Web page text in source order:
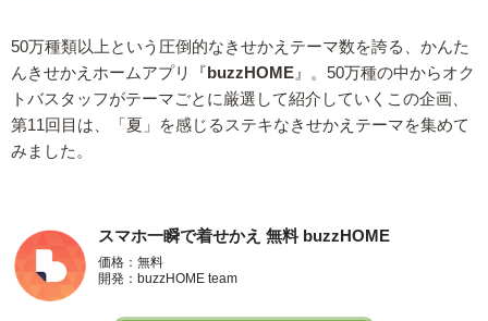
50万種類以上という圧倒的なきせかえテーマ数を誇る、かんた
んきせかえホームアプリ『 buzzHOME』。50万種の中からオク
トバスタッフがテーマごとに厳選して紹介していくこの企画、
第11回目は、「夏」を感じるステキなきせかえテーマを集めて
みました。
スマホ一瞬で着せかえ 無料 buzzHOME
価格：無料
開発：buzzHOME team